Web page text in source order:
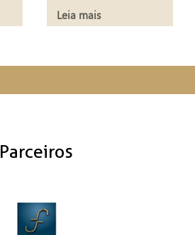
Leia mais
Parceiros